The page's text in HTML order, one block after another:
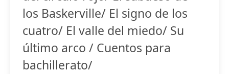
los Baskerville/ El signo de los
cuatro/ El valle del miedo/ Su
último arco / Cuentos para
bachillerato/